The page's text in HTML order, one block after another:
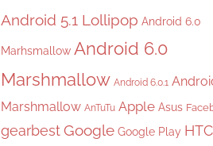
Android 5.1 Lollipop Android 6.0
Marhsmallow Android 6.0
Marshmallow Android 6.0.1
Marshmallow AnTuTu Apple Asus
gearbestGoogle Google Play HTC